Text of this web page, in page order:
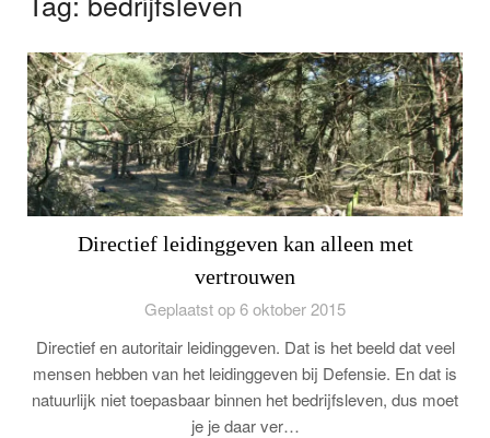
Directief leidinggeven kan alleen met
vertrouwen
Geplaatst op 6 oktober 2015
Directief en autoritair leidinggeven. Dat is het beeld dat veel
mensen hebben van het leidinggeven bij Defensie. En dat is
natuurlijk niet toepasbaar binnen het bedrijfsleven, dus moet
je je daar ver…